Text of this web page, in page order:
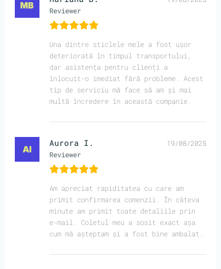
Reviewer
Una dintre sticlele mele a fost ușor
deteriorată în timpul transportului,
dar asistența pentru clienți a
înlocuit-o imediat fără probleme. Acest
tip de serviciu mă face să am și mai
multă încredere în această companie.
Aurora I.
Reviewer
19/08/2025
Am apreciat rapiditatea cu care am
primit confirmarea comenzii. În câteva
minute am primit toate detaliile prin
e-mail. Coletul meu a sosit exact așa
cum mă așteptam și a fost bine ambalat.